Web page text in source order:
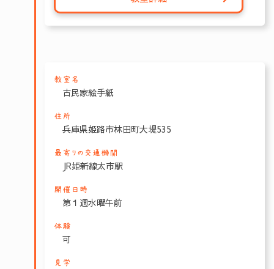
教室名
古民家絵手紙
住所
兵庫県姫路市林田町大堤535
最寄りの交通機関
JR姫新線太市駅
開催日時
第１週水曜午前
体験
可
見学